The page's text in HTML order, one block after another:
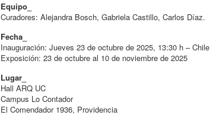
Equipo_
Curadores: Alejandra Bosch, Gabriela Castillo, Carlos Díaz.
Fecha_
Inauguración: Jueves 23 de octubre de 2025, 13:30 h – Chile
Exposición: 23 de octubre al 10 de noviembre de 2025
Lugar_
Hall ARQ UC
Campus Lo Contador
El Comendador 1936, Providencia